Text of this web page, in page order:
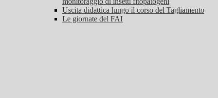
Uscita didattica lungo il corso del Tagliamento
Le giornate del FAI